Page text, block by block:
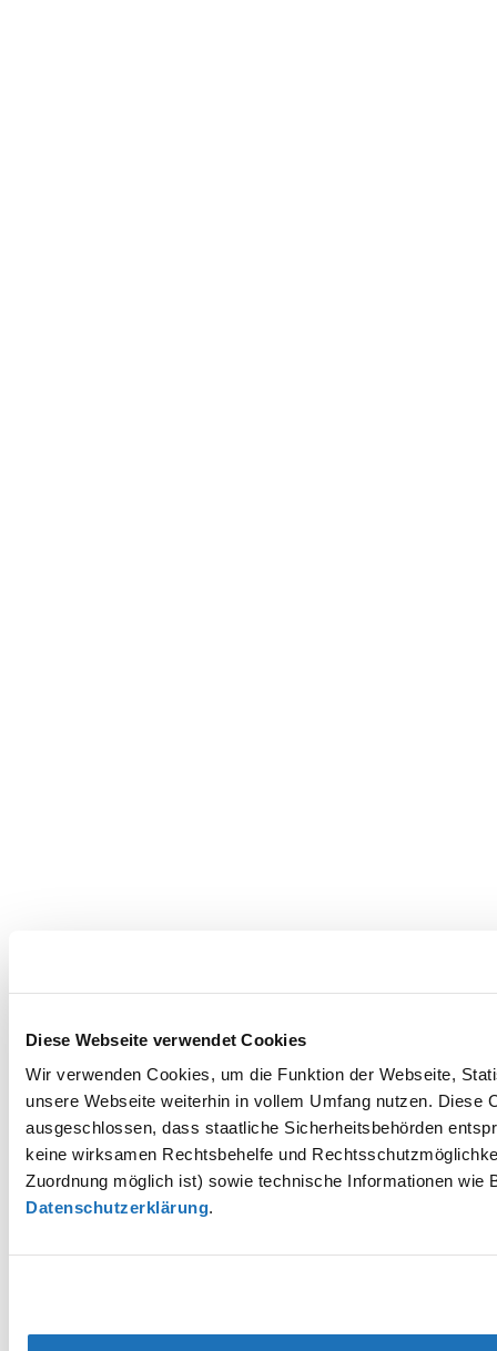
Diese Webseite verwendet Cookies
Wir verwenden Cookies, um die Funktion der Webseite,
unsere Webseite weiterhin in vollem Umfang nutzen.
ausgeschlossen, dass staatliche Sicherheitsbehörden
keine wirksamen Rechtsbehelfe und
Zuordnung möglich ist) sowie technische Informationen
Datenschutzerklärung.